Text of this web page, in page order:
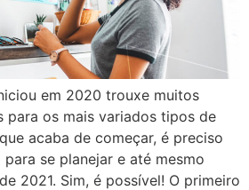
em 2020 trouxe muitos
para os mais variados tipos de
acaba de começar, é preciso
se planejar e até mesmo
2021. Sim, é possível! O primeiro